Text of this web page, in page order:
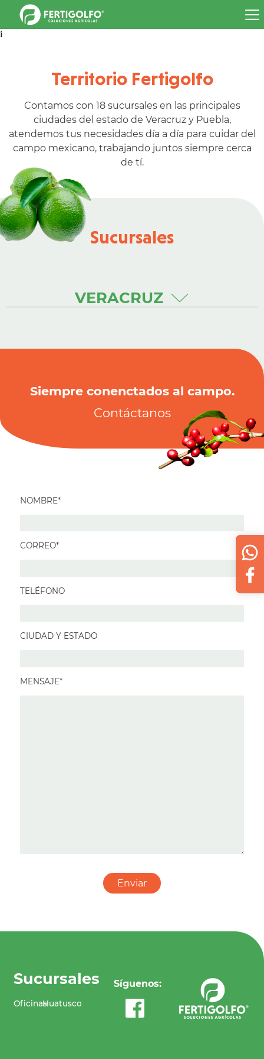
Fertilizantes
PREGUNTAS FRECUENTES
CONTACTO
i
Territorio Fertigolfo
Contamos con 18 sucursales en las principales
ciudades del estado de Veracruz y Puebla,
atendemos tus necesidades día a día para cuidar del
campo mexicano, trabajando juntos siempre cerca
de tí.
Sucursales
VERACRUZ
Siempre conenctados al campo.
Contáctanos
NOMBRE*
CORREO*
TELÉFONO
CIUDAD Y ESTADO
MENSAJE*
Sucursales
OficinasHuatusco
Síguenos: